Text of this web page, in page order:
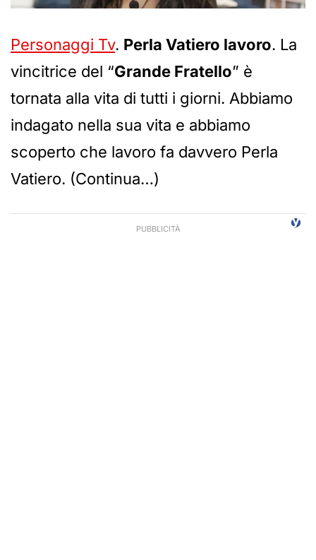
Personaggi Tv. Perla Vatiero lavoro. La
vincitrice del “Grande Fratello” è
tornata alla vita di tutti i giorni. Abbiamo
indagato nella sua vita e abbiamo
scoperto che lavoro fa davvero Perla
Vatiero. (Continua…)